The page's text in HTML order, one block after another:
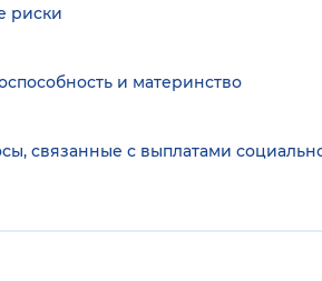
риски
и материнство
связанные с выплатами